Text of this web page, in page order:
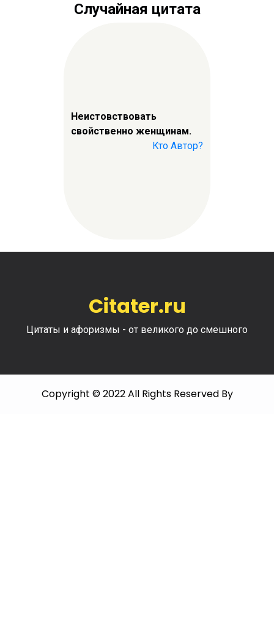
Случайная цитата
Неистовствовать
свойственно женщинам.
Кто Автор?
Citater.ru
Цитаты и афоризмы - от великого до смешного
Copyright © 2022 All Rights Reserved By